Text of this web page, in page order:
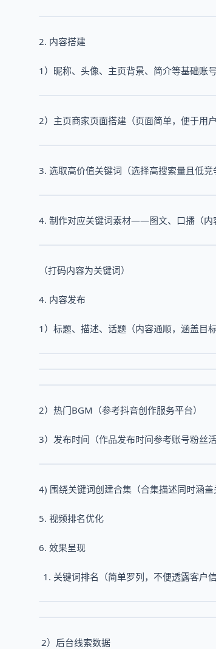
2. 内容搭建
1）昵称、头像、主页背景、简介等基础账
2）主页商家页面搭建（页面简单，便于用
3. 选取高价值关键词（选择高搜索量且低竞
4. 制作对应关键词素材——图文、口播（内
（打码内容为关键词）
4. 内容发布
1）标题、描述、话题（内容通顺，涵盖目标
2）热门BGM（参考抖音创作服务平台）
3）发布时间（作品发布时间参考账号粉丝
4) 围绕关键词创建合集（合集描述同时涵盖
5. 视频排名优化
6. 效果呈现
关键词排名（简单罗列，不便透露客户信
2）后台线索数据